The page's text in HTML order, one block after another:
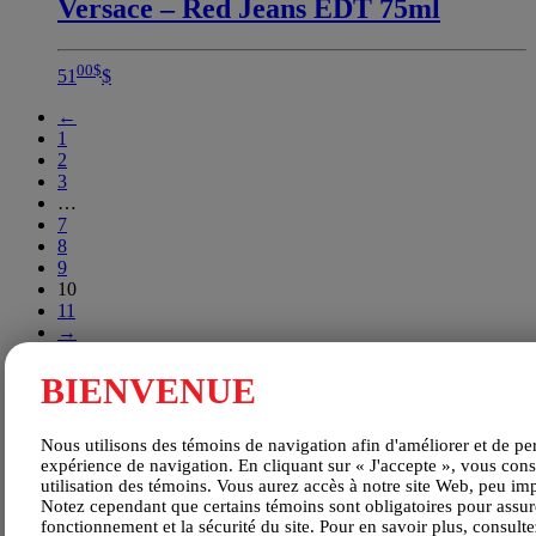
Versace – Red Jeans EDT 75ml
51 00$$
←
1
2
3
…
7
8
9
10
11
→
Search
Filter productsShowing 109 - 120 of 127 results
Recherche
BIENVENUE
Nous utilisons des témoins de navigation afin d'améliorer et de
expérience de navigation. En cliquant sur « J'accepte », vous
utilisation des témoins. Vous aurez accès à notre site Web, peu
Notez cependant que certains témoins sont obligatoires pour
fonctionnement et la sécurité du site. Pour en savoir plus,